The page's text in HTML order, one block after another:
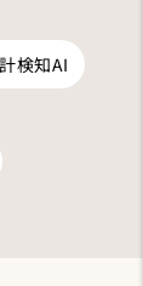
検知AI